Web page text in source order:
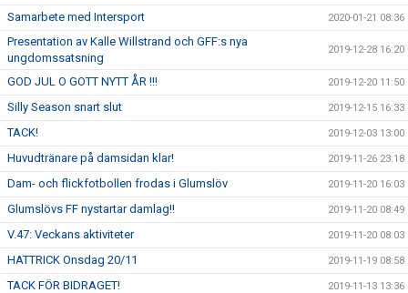
Samarbete med Intersport 2020-01-21 08:36
Presentation av Kalle Willstrand och GFF:s nya
ungdomssatsning
2019-12-28 16:20
GOD JUL O GOTT NYTT ÅR !!! 2019-12-20 11:50
Silly Season snart slut 2019-12-15 16:33
TACK! 2019-12-03 13:00
Huvudtränare på damsidan klar! 2019-11-26 23:18
Dam- och flickfotbollen frodas i Glumslöv 2019-11-20 16:03
Glumslövs FF nystartar damlag!! 2019-11-20 08:49
V.47: Veckans aktiviteter 2019-11-20 08:03
HATTRICK Onsdag 20/11 2019-11-19 08:58
TACK FÖR BIDRAGET! 2019-11-13 13:36